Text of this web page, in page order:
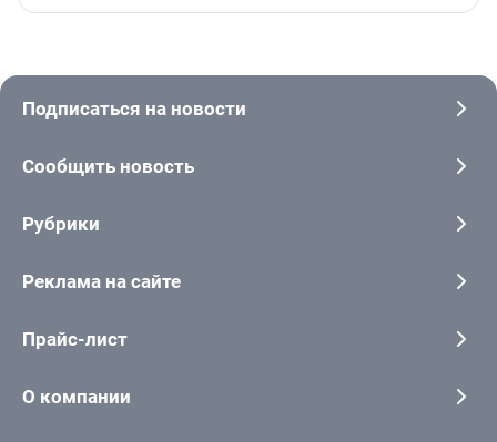
Подписаться на новости
Сообщить новость
Рубрики
Реклама на сайте
Прайс-лист
О компании